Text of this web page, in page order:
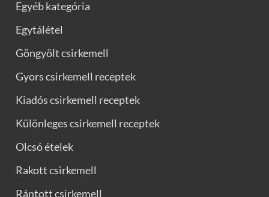
Egyéb kategória
Egytálétel
Göngyölt csirkemell
Gyors csirkemell receptek
Kiadós csirkemell receptek
Különleges csirkemell receptek
Olcsó ételek
Rakott csirkemell
Rántott csirkemell